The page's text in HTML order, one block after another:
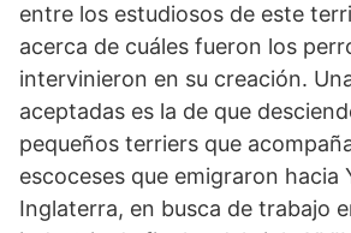
entre los estudiosos de este
acerca de cuáles fueron los
intervinieron en su creación.
aceptadas es la de que
pequeños terriers que
escoceses que emigraron hacia
Inglaterra, en busca de trabajo